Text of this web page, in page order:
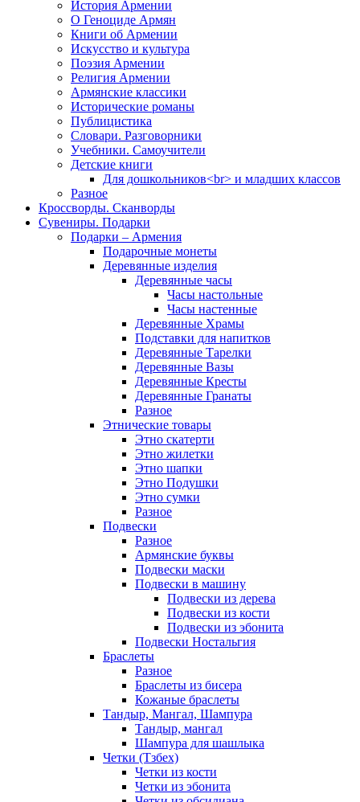
История Армении
О Геноциде Армян
Книги об Армении
Иcкусство и культура
Поэзия Армении
Религия Армении
Армянские классики
Исторические романы
Публицистика
Словари. Разговорники
Учебники. Самоучители
Детские книги
Для дошкольников<br> и младших классов
Разное
Кроссворды. Сканворды
Сувениры. Подарки
Подарки – Армения
Подарочные монеты
Деревянные изделия
Деревянные часы
Часы настольные
Часы настенные
Деревянные Храмы
Подставки для напитков
Деревянные Тарелки
Деревянные Вазы
Деревянные Кресты
Деревянные Гранаты
Разное
Этнические товары
Этно скатерти
Этно жилетки
Этно шапки
Этно Подушки
Этно сумки
Разное
Подвески
Разное
Армянские буквы
Подвески маски
Подвески в машину
Подвески из дерева
Подвески из кости
Подвески из эбонита
Подвески Ностальгия
Браслеты
Разное
Браслеты из бисера
Кожаные браслеты
Тандыр, Мангал, Шампура
Тандыр, мангал
Шампура для шашлыка
Четки (Тзбех)
Четки из кости
Четки из эбонита